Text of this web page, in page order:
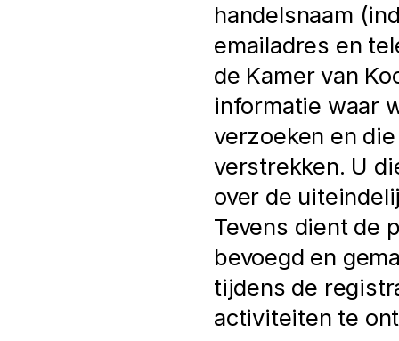
handelsnaam
emailadres en
de Kamer van
informatie waar
verzoeken en
verstrekken. U
over de
Tevens dient de
bevoegd en
tijdens de
activiteiten te